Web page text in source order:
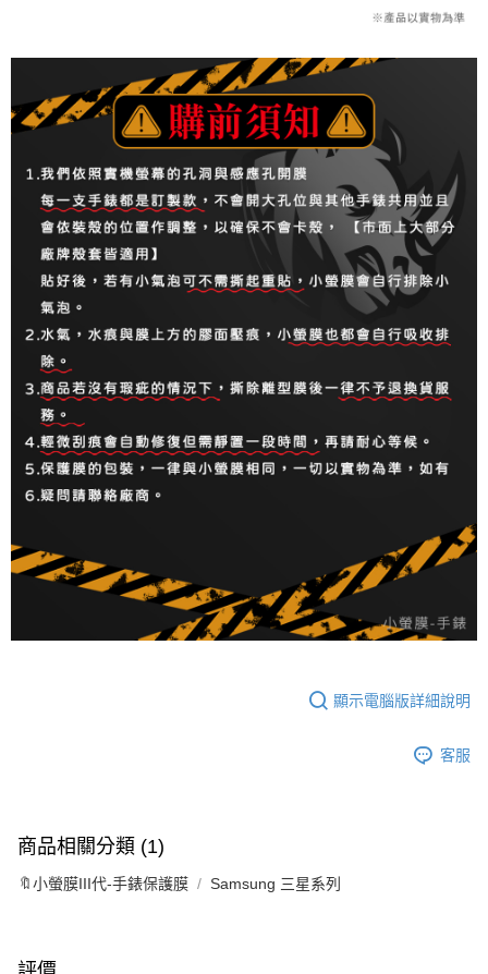
顯示電腦版詳細說明
客服
商品相關分類 (1)
🔖小螢膜III代-手錶保護膜 Samsung 三星系列